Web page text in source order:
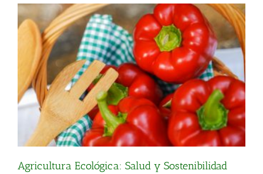
Agricultura Ecológica: Salud y Sostenibilidad